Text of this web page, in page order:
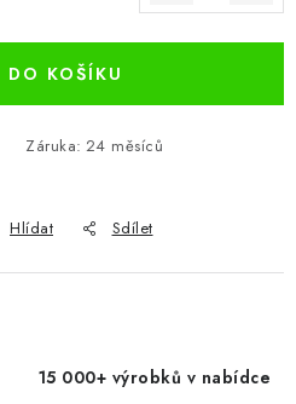
DO KOŠÍKU
Záruka: 24 měsíců
Hlídat Sdílet
15 000+ výrobků v nabídce